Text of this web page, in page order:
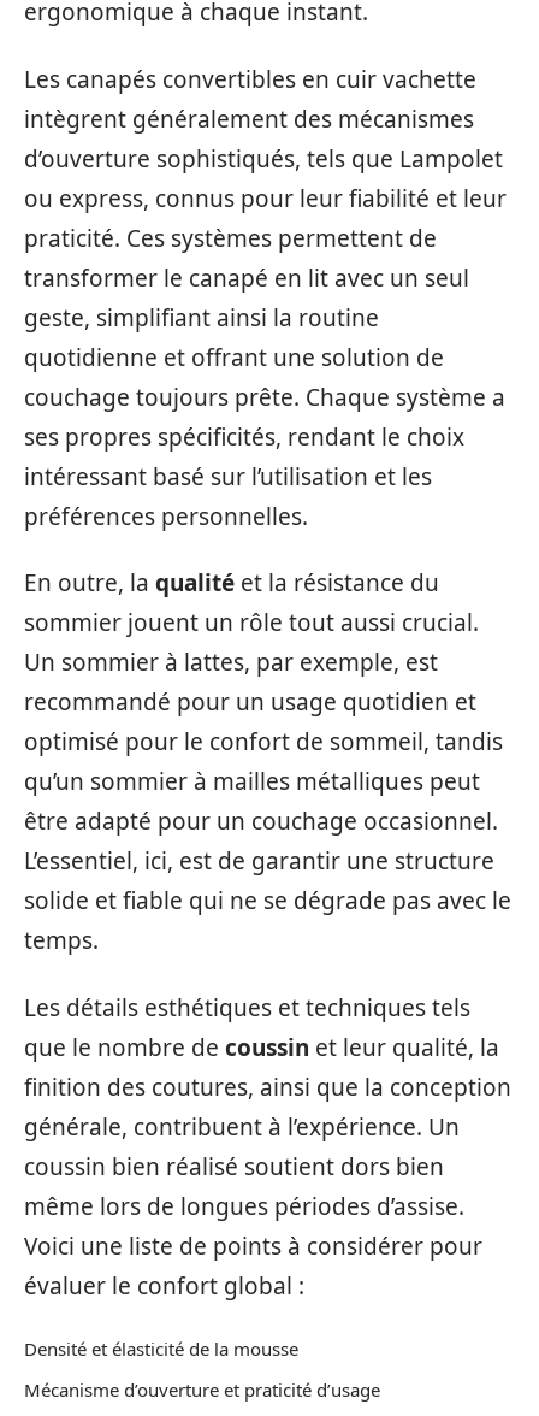
ergonomique à chaque instant.
Les canapés convertibles en cuir vachette
intègrent généralement des mécanismes
d’ouverture sophistiqués, tels que Lampolet
ou express, connus pour leur fiabilité et leur
praticité. Ces systèmes permettent de
transformer le canapé en lit avec un seul
geste, simplifiant ainsi la routine
quotidienne et offrant une solution de
couchage toujours prête. Chaque système a
ses propres spécificités, rendant le choix
intéressant basé sur l’utilisation et les
préférences personnelles.
En outre, la qualité et la résistance du
sommier jouent un rôle tout aussi crucial.
Un sommier à lattes, par exemple, est
recommandé pour un usage quotidien et
optimisé pour le confort de sommeil, tandis
qu’un sommier à mailles métalliques peut
être adapté pour un couchage occasionnel.
L’essentiel, ici, est de garantir une structure
solide et fiable qui ne se dégrade pas avec le
temps.
Les détails esthétiques et techniques tels
que le nombre de coussin et leur qualité, la
finition des coutures, ainsi que la conception
générale, contribuent à l’expérience. Un
coussin bien réalisé soutient dors bien
même lors de longues périodes d’assise.
Voici une liste de points à considérer pour
évaluer le confort global :
Densité et élasticité de la mousse
Mécanisme d’ouverture et praticité d’usage